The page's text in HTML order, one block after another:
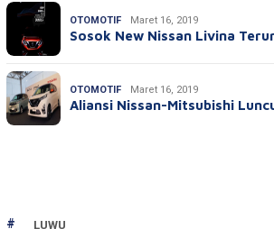
OTOMOTIF Maret 16, 2019
Sosok New Nissan Livina
OTOMOTIF Maret 16, 2019
Aliansi Nissan-Mitsubishi
LUWU